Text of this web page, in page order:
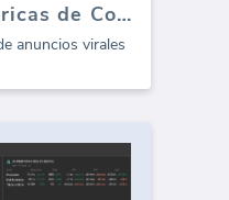
LinkedIn Ads Métricas de Compromiso Viral
anuncios virales